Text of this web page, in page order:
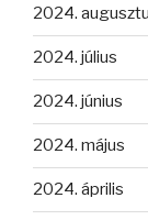
2024.
2024. július
2024. június
2024. május
2024. április